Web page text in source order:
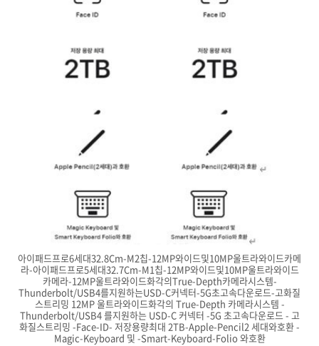
아이패드프로6세대32.8Cm-M2칩-12MP와이드및10MP울트라와이드카메
라-아이패드프로5세대32.7Cm-M1칩-12MP와이드및10MP울트라와이드
카메라-12MP울트라와이드화각의True-Depth카메라시스템-
Thunderbolt/USB4를지원하는USD-C커넥터-5G초고속다운로드-고화질
스트리밍 12MP 울트라와이드화각의 True-Depth 카메라시스템 -
Thunderbolt/USB4 를지원하는 USD-C 커넥터 -5G 초고속다운로드 - 고
화질스트리밍 -Face-ID- 저장용량최대 2TB-Apple-Pencil2 세대와호환 -
Magic-Keyboard 및 -Smart-Keyboard-Folio 와호환